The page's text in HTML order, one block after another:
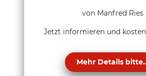
von Manfred Ries
Jetzt informieren und
Mehr Details